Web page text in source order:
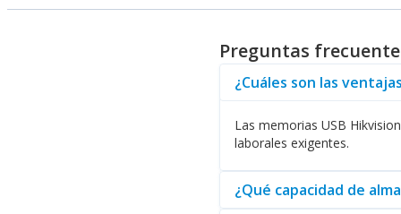
El diseño compacto y ligero
Si bien lasmemorias USB
Seguridad IP , que reflejan el
Descubra lo que Hikvision
Preguntas
¿Cuáles son las
Las memorias USB
laborales exigentes.
¿Qué capacidad de